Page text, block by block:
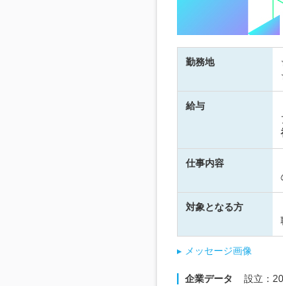
勤務地
給与
仕事内容
対象となる方
メッセージ画像
企業データ 設立：